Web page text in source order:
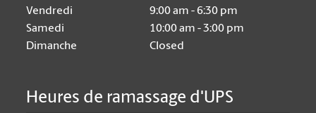
Vendredi
9:00 am - 6:30 pm
Samedi
10:00 am - 3:00 pm
Dimanche
Closed
Heures de ramassage d'UPS